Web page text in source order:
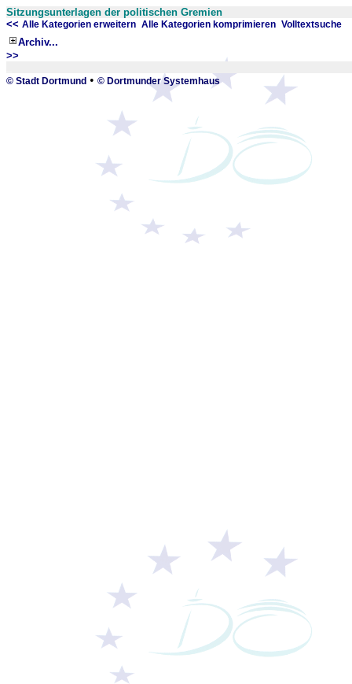
Sitzungsunterlagen der politischen Gremien
<< Alle Kategorien erweitern Alle Kategorien komprimieren Volltextsuche
Archiv...
>>
© Stadt Dortmund • © Dortmunder Systemhaus